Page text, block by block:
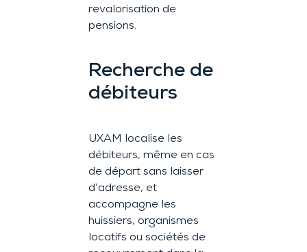
revalorisation de
pensions.
Recherche de
débiteurs
UXAM localise les
débiteurs, même en cas
de départ sans laisser
d’adresse, et
accompagne les
huissiers, organismes
locatifs ou sociétés de